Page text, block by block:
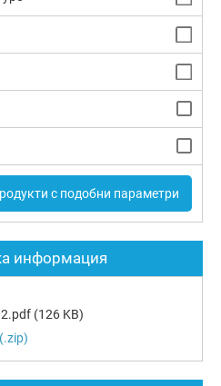
с подобни параметри
информация
(126 KB)